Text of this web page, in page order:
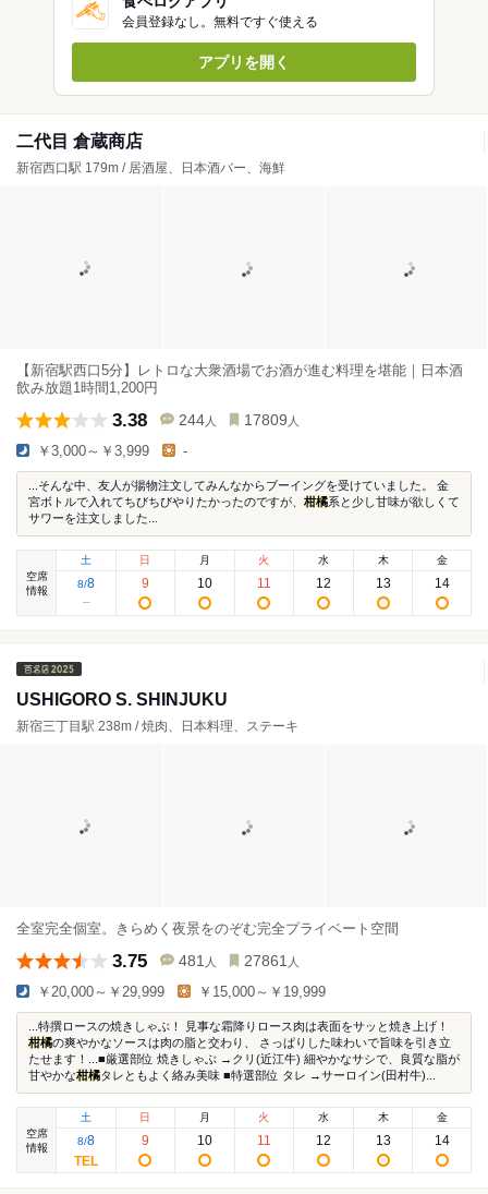
会員登録なし。無料ですぐ使える
アプリを開く
二代目 倉蔵商店
新宿西口駅 179m / 居酒屋、日本酒バー、海鮮
【新宿駅西口5分】レトロな大衆酒場でお酒が進む料理を堪能｜日本酒
飲み放題1時間1,200円
3.38 244 人 17809 人
￥3,000～￥3,999 -
...そんな中、友人が揚物注文してみんなからブーイングを受けていました。 金
宮ボトルで入れてちびちびやりたかったのですが、 柑橘系と少し甘味が欲しくて
サワーを注文しました...
空席
情報
土
8/8
日
9
月
10
火
11
水
12
木
13
金
14
USHIGORO S. SHINJUKU
新宿三丁目駅 238m / 焼肉、日本料理、ステーキ
全室完全個室。きらめく夜景をのぞむ完全プライベート空間
3.75 481 人 27861 人
￥20,000～￥29,999 ￥15,000～￥19,999
...特撰ロースの焼きしゃぶ！ 見事な霜降りロース肉は表面をサッと焼き上げ！
柑橘の爽やかなソースは肉の脂と交わり、 さっぱりした味わいで旨味を引き立
たせます！...■厳選部位 焼きしゃぶ →クリ(近江牛) 細やかなサシで、良質な脂が
甘やかな柑橘タレともよく絡み美味 ■特選部位 タレ →サーロイン(田村牛)...
空席
情報
土
8/8
日
9
月
10
火
11
水
12
木
13
金
14